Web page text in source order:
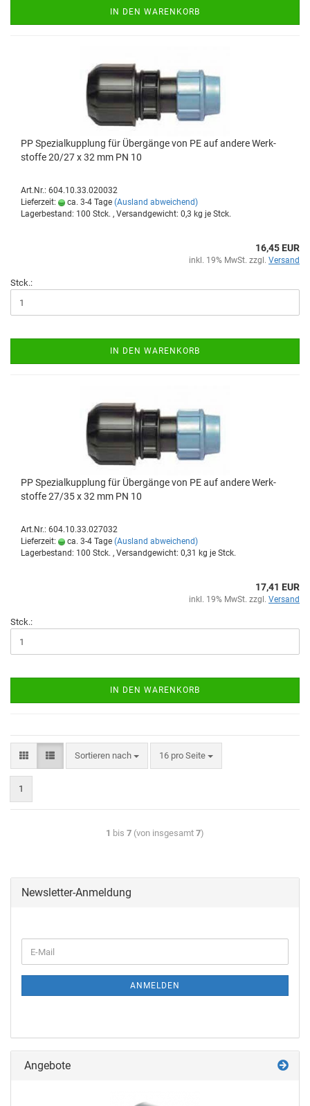
IN DEN WARENKORB
PP Spe­zi­al­kupp­lung für Über­gän­ge von PE auf an­de­re Werk­
stof­fe 20/27 x 32 mm PN 10
Art.Nr.: 604.10.33.020032
Lieferzeit:
ca. 3-4 Tage (Ausland abweichend)
Lagerbestand: 100 Stck. , Versandgewicht: 0,3 kg je Stck.
16,45 EUR
inkl. 19% MwSt. zzgl. Versand
Stck.:
IN DEN WARENKORB
PP Spe­zi­al­kupp­lung für Über­gän­ge von PE auf an­de­re Werk­
stof­fe 27/35 x 32 mm PN 10
Art.Nr.: 604.10.33.027032
Lieferzeit:
ca. 3-4 Tage (Ausland abweichend)
Lagerbestand: 100 Stck. , Versandgewicht: 0,31 kg je Stck.
17,41 EUR
inkl. 19% MwSt. zzgl. Versand
Stck.:
IN DEN WARENKORB
Sortieren nach 16 pro Seite
1
1 bis 7 (von insgesamt 7)
Newsletter-Anmeldung
ANMELDEN
Angebote